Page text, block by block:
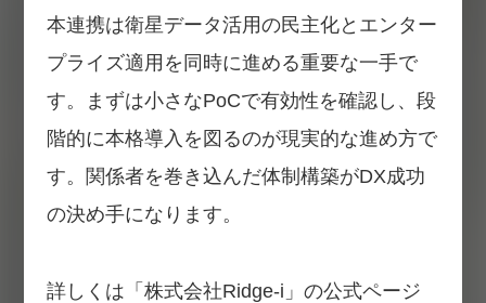
本連携は衛星データ活用の民主化とエンター
プライズ適用を同時に進める重要な一手で
す。まずは小さなPoCで有効性を確認し、段
階的に本格導入を図るのが現実的な進め方で
す。関係者を巻き込んだ体制構築がDX成功
の決め手になります。
詳しくは「株式会社Ridge-i」の公式ページ